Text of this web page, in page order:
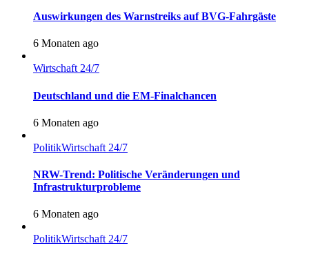
Auswirkungen des Warnstreiks auf BVG-Fahrgäste
6 Monaten ago
Wirtschaft 24/7
Deutschland und die EM-Finalchancen
6 Monaten ago
PolitikWirtschaft 24/7
NRW-Trend: Politische Veränderungen und
Infrastrukturprobleme
6 Monaten ago
PolitikWirtschaft 24/7